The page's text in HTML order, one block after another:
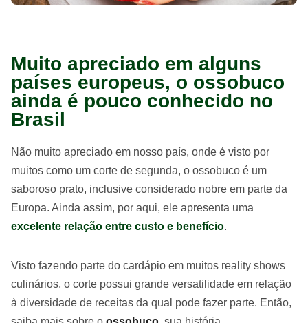
Muito apreciado em alguns
países europeus, o ossobuco
ainda é pouco conhecido no
Brasil
Não muito apreciado em nosso país, onde é visto por
muitos como um corte de segunda, o ossobuco é um
saboroso prato, inclusive considerado nobre em parte da
Europa. Ainda assim, por aqui, ele apresenta uma
excelente relação entre custo e benefício.
Visto fazendo parte do cardápio em muitos reality shows
culinários, o corte possui grande versatilidade em relação
à diversidade de receitas da qual pode fazer parte. Então,